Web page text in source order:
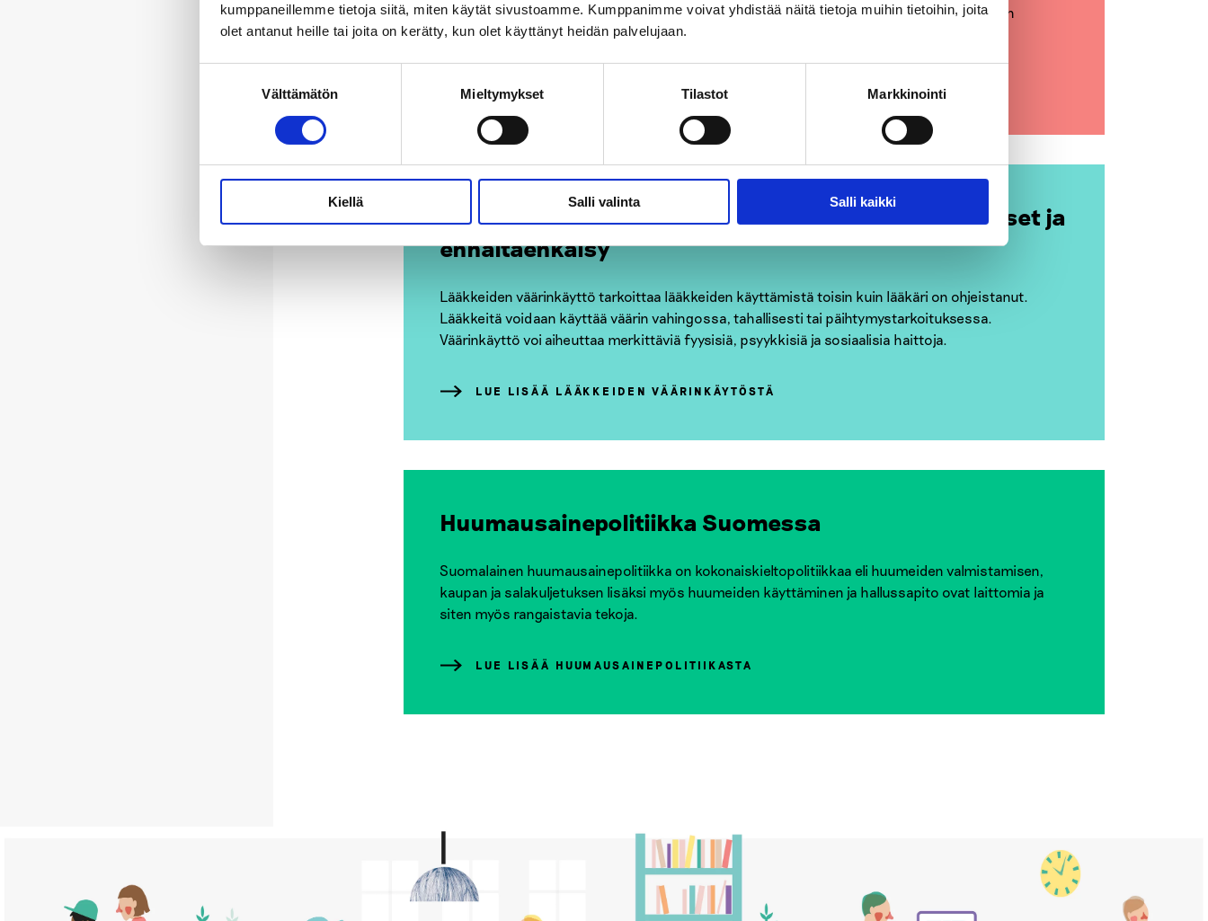
kumppaneillemme tietoja siitä, miten käytät sivustoamme. Kumppanimme voivat yhdistää näitä tietoja muihin tietoihin, joita
olet antanut heille tai joita on kerätty, kun olet käyttänyt heidän palvelujaan.
Välttämätön Mieltymykset Tilastot Markkinointi
Kiellä Salli valinta Salli kaikki
Laittomien päihteiden eli huumausaineiden käyttö Suomessa on kasvanut. Nyt pinnalla on
erityisesti alfa-pvp:n eli ”peukun” lisääntynyt käyttö.
Lääkkeiden väärinkäyttö Suomessa: syyt, seuraukset ja
ennaltaehkäisy
Lääkkeiden väärinkäyttö tarkoittaa lääkkeiden käyttämistä toisin kuin lääkäri on ohjeistanut.
Lääkkeitä voidaan käyttää väärin vahingossa, tahallisesti tai päihtymystarkoituksessa.
Väärinkäyttö voi aiheuttaa merkittäviä fyysisiä, psyykkisiä ja sosiaalisia haittoja.
LUE LISÄÄ LÄÄKKEIDEN VÄÄRINKÄYTÖSTÄ
Huumausainepolitiikka Suomessa
Suomalainen huumausainepolitiikka on kokonaiskieltopolitiikkaa eli huumeiden valmistamisen,
kaupan ja salakuljetuksen lisäksi myös huumeiden käyttäminen ja hallussapito ovat laittomia ja
siten myös rangaistavia tekoja.
LUE LISÄÄ HUUMAUSAINEPOLITIIKASTA